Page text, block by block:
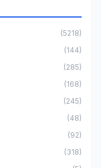
(5218)
(144)
(285)
(168)
(245)
(48)
(92)
(318)